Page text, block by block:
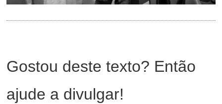
Gostou deste texto? Então
ajude a divulgar!